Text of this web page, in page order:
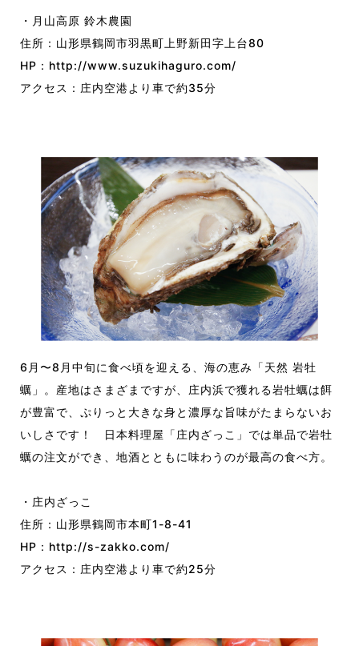
・月山高原 鈴木農園
住所：山形県鶴岡市羽黒町上野新田字上台80
HP： http://www.suzukihaguro.com/
アクセス：庄内空港より車で約35分
6月〜8月中旬に食べ頃を迎える、海の恵み「天然 岩牡
蠣」。産地はさまざまですが、庄内浜で獲れる岩牡蠣は餌
が豊富で、ぷりっと大きな身と濃厚な旨味がたまらないお
いしさです！ 日本料理屋「庄内ざっこ」では単品で岩牡
蠣の注文ができ、地酒とともに味わうのが最高の食べ方。
・庄内ざっこ
住所：山形県鶴岡市本町1-8-41
HP： http://s-zakko.com/
アクセス：庄内空港より車で約25分